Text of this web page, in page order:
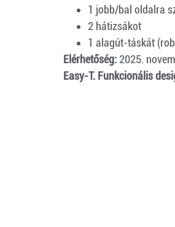
1 jobb/bal oldalra
2 hátizsákot
1 alagút-táskát
Elérhetőség:2025.
Easy-T. Funkcionális